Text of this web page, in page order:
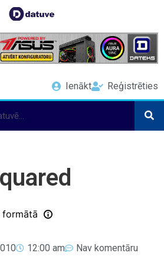
Ienākt Reģistrēties
formātā
12:00 am Nav komentāru